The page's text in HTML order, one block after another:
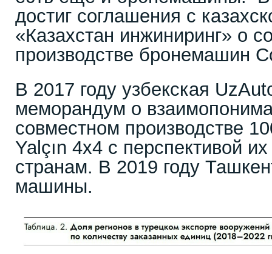
достиг соглашения с
«Казахстан инжиниринг» о
производстве бронемашин
В 2017 году узбекская
меморандум о
совместном производстве
Yalçın 4x4 с перспективой
странам. В 2019 году
машины.